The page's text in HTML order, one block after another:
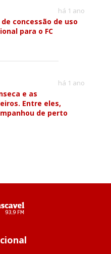
há 1 ano
concessão de uso
para o FC
há 1 ano
e as
Entre eles,
de perto